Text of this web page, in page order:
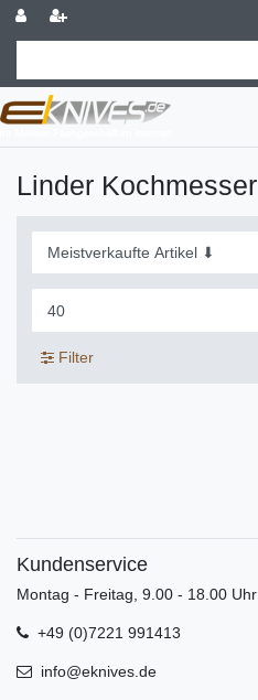
Linder Kochmesser
Filter
Kundenservice
Montag - Freitag, 9.00 - 18.00 Uhr
+49 (0)7221 991413
info@eknives.de